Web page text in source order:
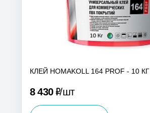
КЛЕЙ HOMAKOLL 164 PROF - 10 КГ
8 430Р шт